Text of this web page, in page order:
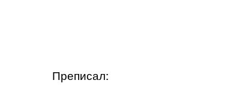
Преписал: